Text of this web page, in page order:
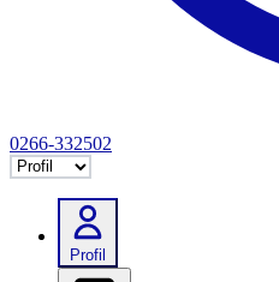
0266-332502
Selectează tab
Profil